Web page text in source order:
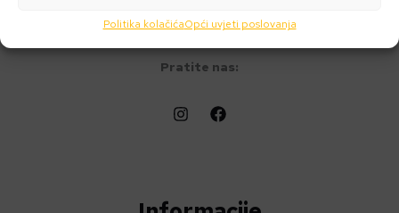
Politika kolačićaOpći uvjeti poslovanja
10000 Zagreb
Pratite nas: